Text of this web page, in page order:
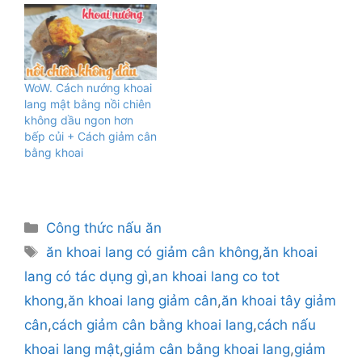
WoW. Cách nướng khoai
lang mật bằng nồi chiên
không dầu ngon hơn
bếp củi + Cách giảm cân
bằng khoai
Danh
mục
Công thức nấu ăn
Thẻ
ăn khoai lang có giảm cân không,ăn khoai
lang có tác dụng gì,an khoai lang co tot
khong,ăn khoai lang giảm cân,ăn khoai tây giảm
cân,cách giảm cân bằng khoai lang,cách nấu
khoai lang mật,giảm cân bằng khoai lang,giảm